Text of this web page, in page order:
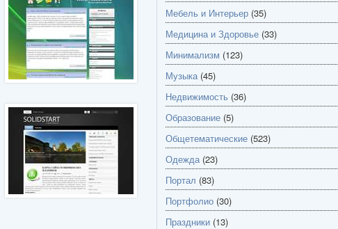
Мебель и Интерьер (35)
Медицина и Здоровье (33)
Минимализм (123)
Музыка(45)
Недвижимость (36)
Образование (5)
Общетематические (523)
Одежда(23)
Портал (83)
Портфолио (30)
Праздники (13)